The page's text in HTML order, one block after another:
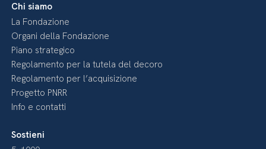
Chi siamo
La Fondazione
Organi della Fondazione
Piano strategico
Regolamento per la tutela del decoro
Regolamento per l’acquisizione
Progetto PNRR
Info e contatti
Sostieni